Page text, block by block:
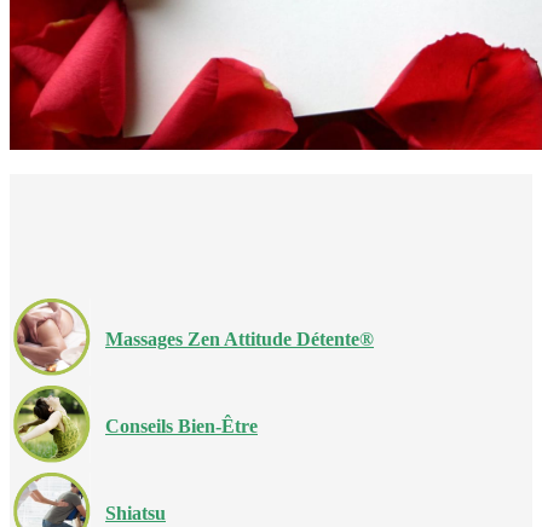
Massages Zen Attitude Détente®
Conseils Bien-Être
Shiatsu